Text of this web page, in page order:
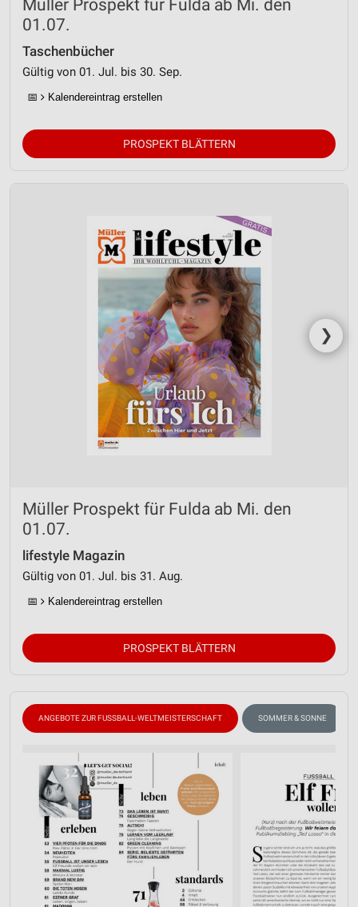
Müller Prospekt für Fulda ab Mi. den
01.07.
Taschenbücher
Gültig von 01. Jul. bis 30. Sep.
📅 Kalendereintrag erstellen
PROSPEKT BLÄTTERN
❯
Müller Prospekt für Fulda ab Mi. den
01.07.
lifestyle Magazin
Gültig von 01. Jul. bis 31. Aug.
📅 Kalendereintrag erstellen
PROSPEKT BLÄTTERN
ANGEBOTE ZUR FUSSBALL-WELTMEISTERSCHAFT SOMMER & SONNE